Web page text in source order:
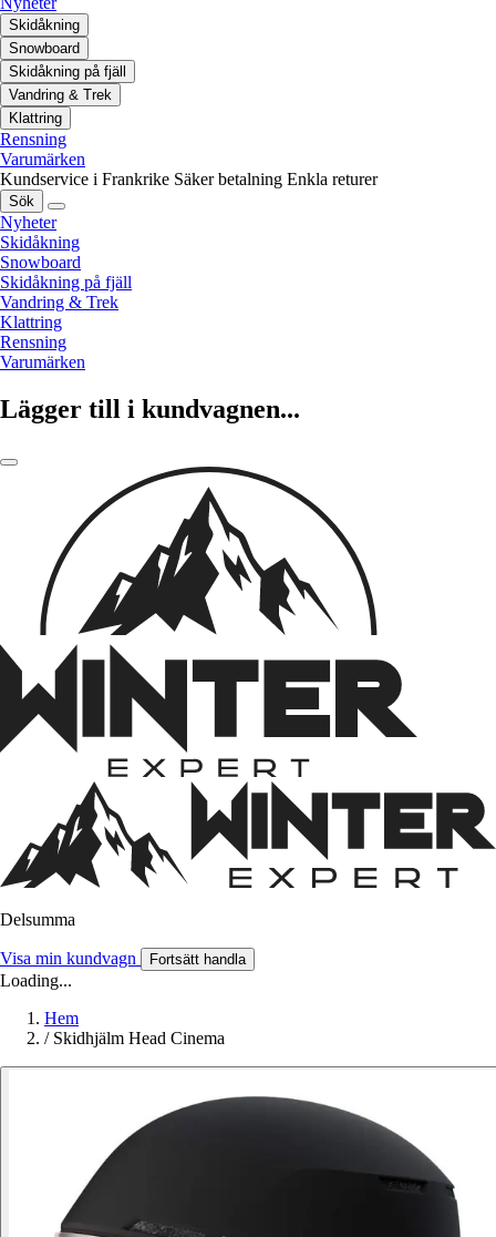
Skidåkning
Snowboard
Skidåkning på fjäll
Vandring & Trek
Klattring
Rensning
Varumärken
Kundservice i Frankrike Säker betalning Enkla returer
Sök
Nyheter
Skidåkning
Snowboard
Skidåkning på fjäll
Vandring & Trek
Klattring
Rensning
Varumärken
Lägger till i kundvagnen...
Delsumma
Visa min kundvagn Fortsätt handla
Loading...
Hem
/ Skidhjälm Head Cinema